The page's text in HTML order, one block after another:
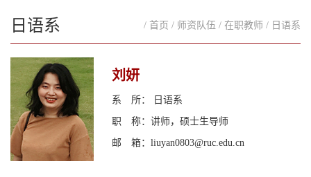
日语系 / 首页 / 师资队伍 / 在职教师 / 日语系
刘妍
系 所： 日语系
职 称：讲师，硕士生导师
邮 箱：liuyan0803@ruc.edu.cn